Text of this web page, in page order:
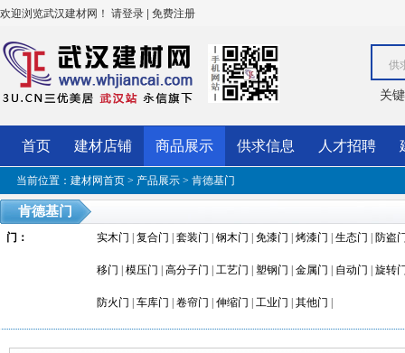
欢迎浏览武汉建材网！ 请登录 | 免费注册
供
关
首页 建材店铺 商品展示 供求信息 人才招聘
当前位置： 建材网首页 > 产品展示 > 肯德基门
肯德基门
门 ： 实木门 复合门 套装门 钢木门 免漆门 烤漆门 生态门 防盗
移门 模压门 高分子门 工艺门 塑钢门 金属门 自动门 旋转
防火门 车库门 卷帘门 伸缩门 工业门 其他门